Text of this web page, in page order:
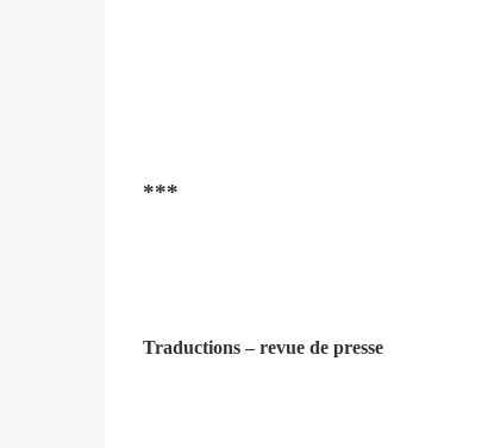
***
Traductions – revue de presse